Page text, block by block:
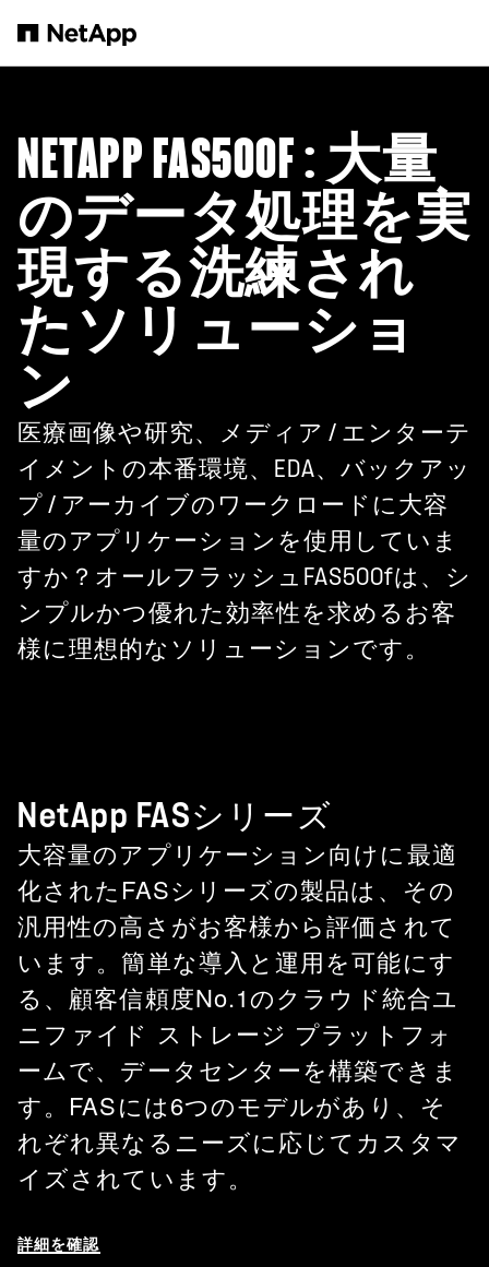
NETAPP FAS500F: 大量
のデータ処理を実
現する洗練され
たソリューショ
ン
医療画像や研究、メディア / エンターテ
イメントの本番環境、EDA、バックアッ
プ / アーカイブのワークロードに大容
量のアプリケーションを使用していま
すか？オールフラッシュFAS500fは、シ
ンプルかつ優れた効率性を求めるお客
様に理想的なソリューションです。
NetApp FASシリーズ
大容量のアプリケーション向けに最適
化されたFASシリーズの製品は、その
汎用性の高さがお客様から評価されて
います。簡単な導入と運用を可能にす
る、顧客信頼度No.1のクラウド統合ユ
ニファイド ストレージ プラットフォ
ームで、データセンターを構築できま
す。FASには6つのモデルがあり、そ
れぞれ異なるニーズに応じてカスタマ
イズされています。
詳細を確認